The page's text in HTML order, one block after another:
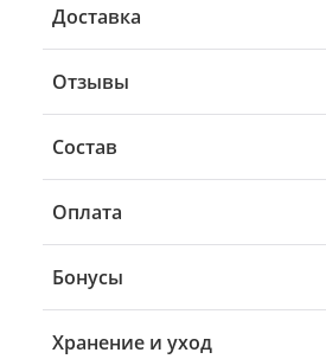
Доставка
Отзывы
Состав
Оплата
Бонусы
Хранение и уход